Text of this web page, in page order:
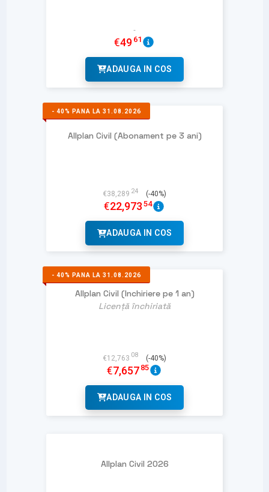
€49 61
ADAUGA IN COS
- 40% PANA LA 31.08.2026
Allplan Civil (Abonament pe 3 ani)
€38,289 24 (-40%)
€22,973 54
ADAUGA IN COS
- 40% PANA LA 31.08.2026
Allplan Civil (Inchiriere pe 1 an)
Licență închiriată
€12,763 08 (-40%)
€7,657 85
ADAUGA IN COS
Allplan Civil 2026